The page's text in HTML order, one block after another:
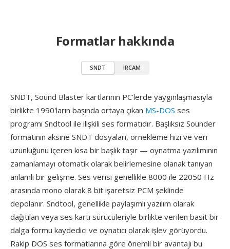
Formatlar hakkında
SNDT IRCAM
SNDT, Sound Blaster kartlarının PC'lerde yaygınlaşmasıyla
birlikte 1990'ların başında ortaya çıkan MS-DOS ses
programı Sndtool ile ilişkili ses formatıdır. Başlıksız Sounder
formatının aksine SNDT dosyaları, örnekleme hızı ve veri
uzunluğunu içeren kısa bir başlık taşır — oynatma yazılımının
zamanlamayı otomatik olarak belirlemesine olanak tanıyan
anlamlı bir gelişme. Ses verisi genellikle 8000 ile 22050 Hz
arasında mono olarak 8 bit işaretsiz PCM şeklinde
depolanır. Sndtool, genellikle paylaşımlı yazılım olarak
dağıtılan veya ses kartı sürücüleriyle birlikte verilen basit bir
dalga formu kaydedici ve oynatıcı olarak işlev görüyordu.
Rakip DOS ses formatlarına göre önemli bir avantajı bu